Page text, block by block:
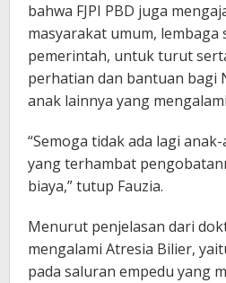
bahwa FJPI PBD juga
masyarakat umum, lembaga
pemerintah, untuk turut
perhatian dan bantuan bagi
anak lainnya yang
“Semoga tidak ada lagi
yang terhambat
biaya,” tutup Fauzia.
Menurut penjelasan dari
mengalami Atresia Bilier,
pada saluran empedu yang